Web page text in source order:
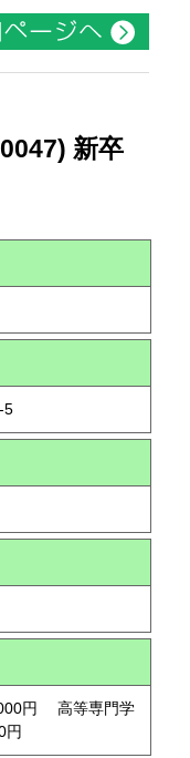
新卒
5
円 高等専門学
円